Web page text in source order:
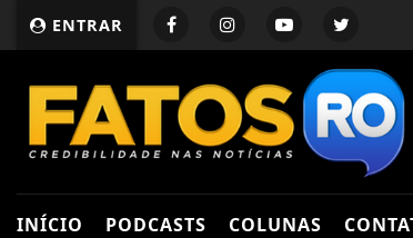
ENTRAR
INÍCIO PODCASTS COLUNAS